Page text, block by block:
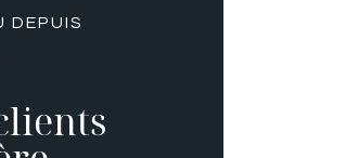
DEPUIS